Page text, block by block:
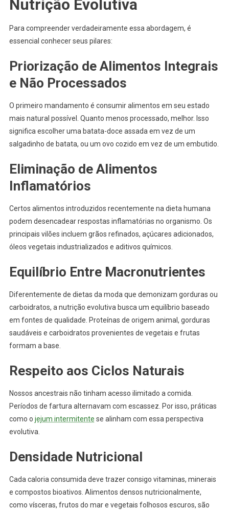
Nutrição Evolutiva
Para compreender verdadeiramente essa abordagem, é
essencial conhecer seus pilares:
Priorização de Alimentos Integrais
e Não Processados
O primeiro mandamento é consumir alimentos em seu estado
mais natural possível. Quanto menos processado, melhor. Isso
significa escolher uma batata-doce assada em vez de um
salgadinho de batata, ou um ovo cozido em vez de um embutido.
Eliminação de Alimentos
Inflamatórios
Certos alimentos introduzidos recentemente na dieta humana
podem desencadear respostas inflamatórias no organismo. Os
principais vilões incluem grãos refinados, açúcares adicionados,
óleos vegetais industrializados e aditivos químicos.
Equilíbrio Entre Macronutrientes
Diferentemente de dietas da moda que demonizam gorduras ou
carboidratos, a nutrição evolutiva busca um equilíbrio baseado
em fontes de qualidade. Proteínas de origem animal, gorduras
saudáveis e carboidratos provenientes de vegetais e frutas
formam a base.
Respeito aos Ciclos Naturais
Nossos ancestrais não tinham acesso ilimitado a comida.
Períodos de fartura alternavam com escassez. Por isso, práticas
como o jejum intermitente se alinham com essa perspectiva
evolutiva.
Densidade Nutricional
Cada caloria consumida deve trazer consigo vitaminas, minerais
e compostos bioativos. Alimentos densos nutricionalmente,
como vísceras, frutos do mar e vegetais folhosos escuros, são